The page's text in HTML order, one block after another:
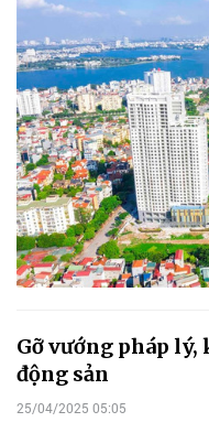
Gỡ vướng pháp
động sản
25/04/2025 05:05